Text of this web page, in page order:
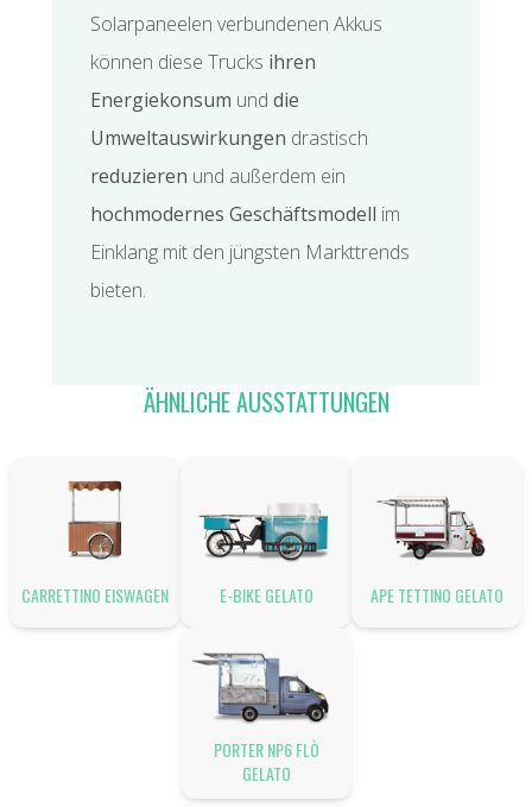
Solarpaneelen verbundenen Akkus
können diese Trucks ihren
Energiekonsum und die
Umweltauswirkungen drastisch
reduzieren und außerdem ein
hochmodernes Geschäftsmodell im
Einklang mit den jüngsten Markttrends
bieten.
ÄHNLICHE AUSSTATTUNGEN
CARRETTINO EISWAGEN E-BIKE GELATO APE TETTINO GELATO
PORTER NP6 FLÒ
GELATO